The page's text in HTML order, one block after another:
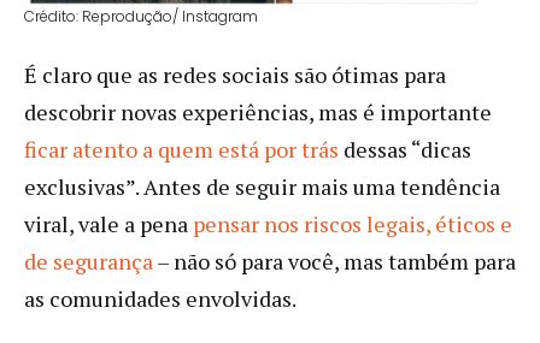
Crédito: Reprodução/ Instagram
É claro que as redes sociais são ótimas para
descobrir novas experiências, mas é importante
ficar atento a quem está por trás dessas “dicas
exclusivas”. Antes de seguir mais uma tendência
viral, vale a pena pensar nos riscos legais, éticos e
de segurança– não só para você, mas também para
as comunidades envolvidas.